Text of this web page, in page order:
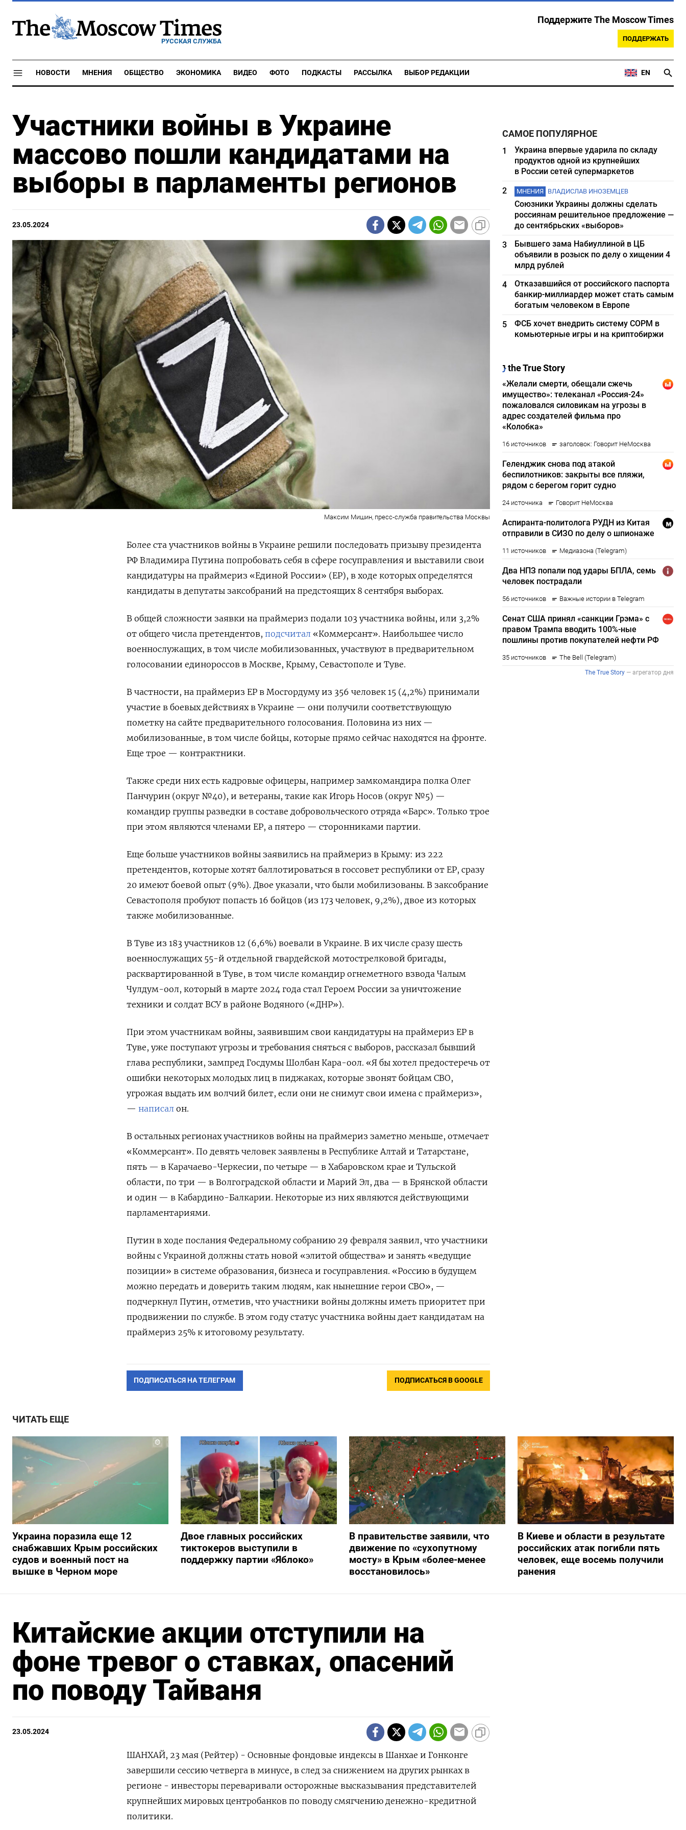
РУССКАЯ СЛУЖБА
Поддержите The Moscow Times
ПОДДЕРЖАТЬ
НОВОСТИ МНЕНИЯ ОБЩЕСТВО ЭКОНОМИКА ВИДЕО ФОТО ПОДКАСТЫ РАССЫЛКА ВЫБОР РЕДАКЦИИ EN
Участники войны в Украине
массово пошли кандидатами на
выборы в парламенты регионов
23.05.2024
Максим Мишин, пресс-служба правительства Москвы
Более ста участников войны в Украине решили последовать призыву президента
РФ Владимира Путина попробовать себя в сфере госуправления и выставили свои
кандидатуры на праймериз «Единой России» (ЕР), в ходе которых определятся
кандидаты в депутаты заксобраний на предстоящих 8 сентября выборах.
В общей сложности заявки на праймериз подали 103 участника войны, или 3,2%
от общего числа претендентов, подсчитал «Коммерсант». Наибольшее число
военнослужащих, в том числе мобилизованных, участвуют в предварительном
голосовании единороссов в Москве, Крыму, Севастополе и Туве.
В частности, на праймериз ЕР в Мосгордуму из 356 человек 15 (4,2%) принимали
участие в боевых действиях в Украине — они получили соответствующую
пометку на сайте предварительного голосования. Половина из них —
мобилизованные, в том числе бойцы, которые прямо сейчас находятся на фронте.
Еще трое — контрактники.
Также среди них есть кадровые офицеры, например замкомандира полка Олег
Панчурин (округ №40), и ветераны, такие как Игорь Носов (округ №5) —
командир группы разведки в составе добровольческого отряда «Барс». Только трое
при этом являются членами ЕР, а пятеро — сторонниками партии.
Еще больше участников войны заявились на праймериз в Крыму: из 222
претендентов, которые хотят баллотироваться в госсовет республики от ЕР, сразу
20 имеют боевой опыт (9%). Двое указали, что были мобилизованы. В заксобрание
Севастополя пробуют попасть 16 бойцов (из 173 человек, 9,2%), двое из которых
также мобилизованные.
В Туве из 183 участников 12 (6,6%) воевали в Украине. В их числе сразу шесть
военнослужащих 55-й отдельной гвардейской мотострелковой бригады,
расквартированной в Туве, в том числе командир огнеметного взвода Чалым
Чулдум-оол, который в марте 2024 года стал Героем России за уничтожение
техники и солдат ВСУ в районе Водяного («ДНР»).
При этом участникам войны, заявившим свои кандидатуры на праймериз ЕР в
Туве, уже поступают угрозы и требования сняться с выборов, рассказал бывший
глава республики, зампред Госдумы Шолбан Кара-оол. «Я бы хотел предостеречь от
ошибки некоторых молодых лиц в пиджаках, которые звонят бойцам СВО,
угрожая выдать им волчий билет, если они не снимут свои имена с праймериз»,
— написал он.
В остальных регионах участников войны на праймериз заметно меньше, отмечает
«Коммерсант». По девять человек заявлены в Республике Алтай и Татарстане,
пять — в Карачаево-Черкесии, по четыре — в Хабаровском крае и Тульской
области, по три — в Волгоградской области и Марий Эл, два — в Брянской области
и один — в Кабардино-Балкарии. Некоторые из них являются действующими
парламентариями.
Путин в ходе послания Федеральному собранию 29 февраля заявил, что участники
войны с Украиной должны стать новой «элитой общества» и занять «ведущие
позиции» в системе образования, бизнеса и госуправления. «Россию в будущем
можно передать и доверить таким людям, как нынешние герои СВО», —
подчеркнул Путин, отметив, что участники войны должны иметь приоритет при
продвижении по службе. В этом году статус участника войны дает кандидатам на
праймериз 25% к итоговому результату.
ПОДПИСАТЬСЯ НА ТЕЛЕГРАМ ПОДПИСАТЬСЯ В GOOGLE
САМОЕ ПОПУЛЯРНОЕ
1
Украина впервые ударила по складу
продуктов одной из крупнейших
в России сетей супермаркетов
2
МНЕНИЯ ВЛАДИСЛАВ ИНОЗЕМЦЕВ
Союзники Украины должны сделать
россиянам решительное предложение —
до сентябрьских «выборов»
3
Бывшего зама Набиуллиной в ЦБ
объявили в розыск по делу о хищении 4
млрд рублей
4
Отказавшийся от российского паспорта
банкир-миллиардер может стать самым
богатым человеком в Европе
5
ФСБ хочет внедрить систему СОРМ в
комьютерные игры и на криптобиржи
ЧИТАТЬ ЕЩЕ
Украина поразила еще 12
снабжавших Крым российских
судов и военный пост на
вышке в Черном море
Двое главных российских
тиктокеров выступили в
поддержку партии «Яблоко»
В правительстве заявили, что
движение по «сухопутному
мосту» в Крым «более-менее
восстановилось»
В Киеве и области в результате
российских атак погибли пять
человек, еще восемь получили
ранения
Китайские акции отступили на
фоне тревог о ставках, опасений
по поводу Тайваня
23.05.2024
ШАНХАЙ, 23 мая (Рейтер) - Основные фондовые индексы в Шанхае и Гонконге
завершили сессию четверга в минусе, в след за снижением на других рынках в
регионе - инвесторы переваривали осторожные высказывания представителей
крупнейших мировых центробанков по поводу смягчению денежно-кредитной
политики.